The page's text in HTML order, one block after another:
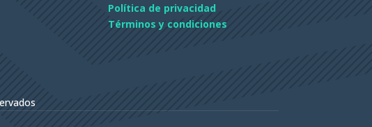
Política de privacidad
Términos y condiciones